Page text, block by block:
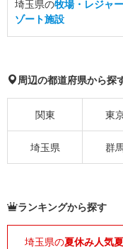
埼玉県の牧場・レジャ
ゾート施設
周辺の都道府県から探
関東 東
埼玉県 群
ランキングから探す
埼玉県の夏休み人気